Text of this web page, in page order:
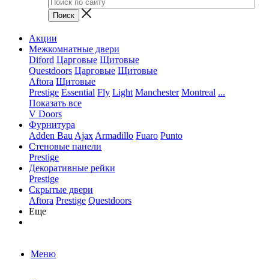
Акции
Межкомнатные двери
Diford Царговые Щитовые
Questdoors Царговые Щитовые
Aftora Щитовые
Prestige Essential Fly Light Manchester Montreal ...
Показать все
V Doors
Фурнитура
Adden Bau Ajax Armadillo Fuaro Punto
Стеновые панели
Prestige
Декоративные рейки
Prestige
Скрытые двери
Aftora Prestige Questdoors
Еще
Меню